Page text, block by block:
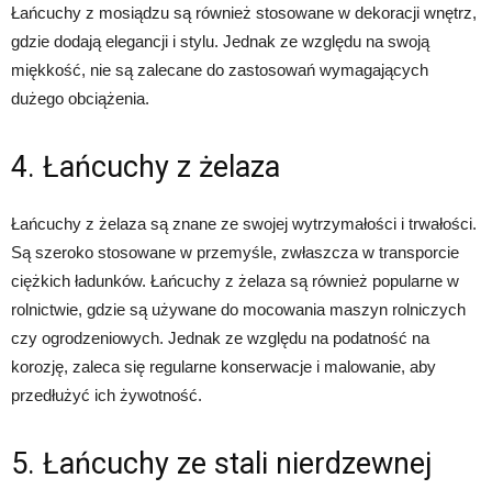
Łańcuchy z mosiądzu są również stosowane w dekoracji wnętrz,
gdzie dodają elegancji i stylu. Jednak ze względu na swoją
miękkość, nie są zalecane do zastosowań wymagających
dużego obciążenia.
4. Łańcuchy z żelaza
Łańcuchy z żelaza są znane ze swojej wytrzymałości i trwałości.
Są szeroko stosowane w przemyśle, zwłaszcza w transporcie
ciężkich ładunków. Łańcuchy z żelaza są również popularne w
rolnictwie, gdzie są używane do mocowania maszyn rolniczych
czy ogrodzeniowych. Jednak ze względu na podatność na
korozję, zaleca się regularne konserwacje i malowanie, aby
przedłużyć ich żywotność.
5. Łańcuchy ze stali nierdzewnej